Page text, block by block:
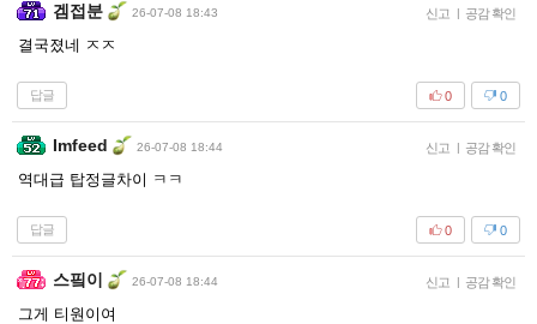
겜접분 26-07-08 18:43 신고 | 공감 확인
결국졌네 ㅈㅈ
답글 0
0
Imfeed 26-07-08 18:44 신고 | 공감 확인
역대급 탑정글차이 ㅋㅋ
답글 0
0
스핔이 26-07-08 18:44 신고 | 공감 확인
그게 티원이여